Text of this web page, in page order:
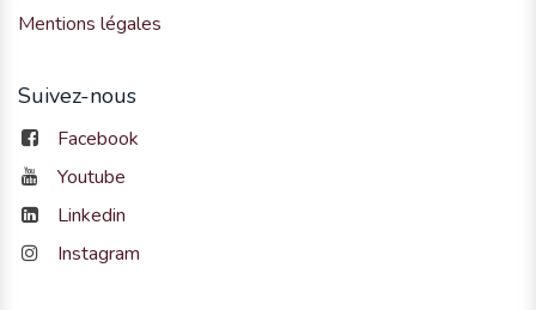
Mentions légales
Suivez-nous
Facebook
Youtube
Linkedin
Instagram